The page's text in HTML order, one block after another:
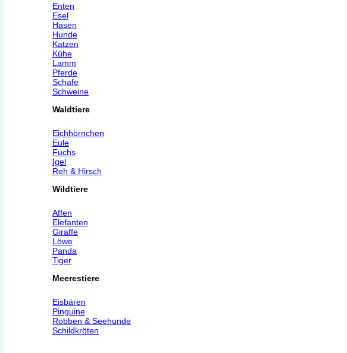
Enten
Esel
Hasen
Hunde
Katzen
Kühe
Lamm
Pferde
Schafe
Schweine
Waldtiere
Eichhörnchen
Eule
Fuchs
Igel
Reh & Hirsch
Wildtiere
Affen
Elefanten
Giraffe
Löwe
Panda
Tiger
Meerestiere
Eisbären
Pinguine
Robben & Seehunde
Schildkröten